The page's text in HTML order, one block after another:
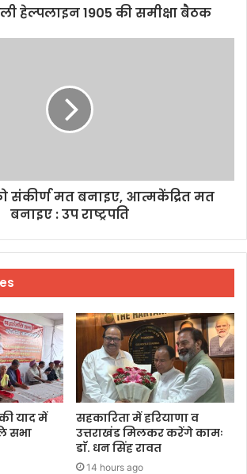
हेल्पलाइन 1905 की समीक्षा बैठक
संकीर्ण मत बनाइए, आत्मकेंद्रित मत
बनाइए : उप राष्ट्रपति
याद में
सभा
सहकारिता में हरियाणा व
उत्तराखंड मिलकर करेंगे कामः
डाॅ. धन सिंह रावत
14 hours ago